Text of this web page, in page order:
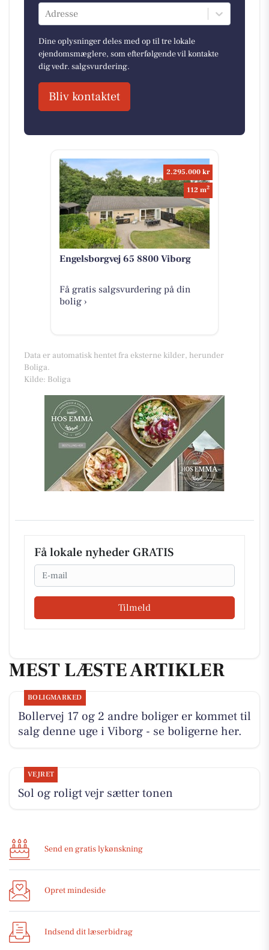
Adresse
Dine oplysninger deles med op til tre lokale
ejendomsmæglere, som efterfølgende vil kontakte
dig vedr. salgsvurdering.
Bliv kontaktet
2.295.000 kr
112 m2
Engelsborgvej 65 8800 Viborg
Få gratis salgsvurdering på din
bolig ›
Data er automatisk hentet fra eksterne kilder, herunder
Boliga.
Kilde: Boliga
Få lokale nyheder GRATIS
Email
Tilmeld
MEST LÆSTE ARTIKLER
BOLIGMARKED
Bollervej 17 og 2 andre boliger er kommet til
salg denne uge i Viborg - se boligerne her.
VEJRET
Sol og roligt vejr sætter tonen
Send en gratis lykønskning
Opret mindeside
Indsend dit læserbidrag